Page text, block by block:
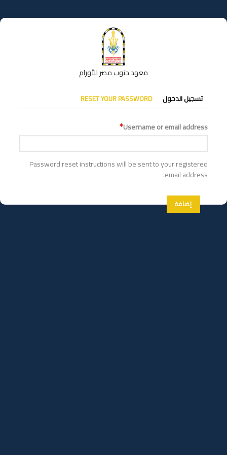
إلى
المحتوى
معهد جنوب مصر للأورام
التبويبات
الأساسية
تسجيل الدخول RESET YOUR PASSWORD
Username or email address
Password reset instructions will be sent to your registered
email address.